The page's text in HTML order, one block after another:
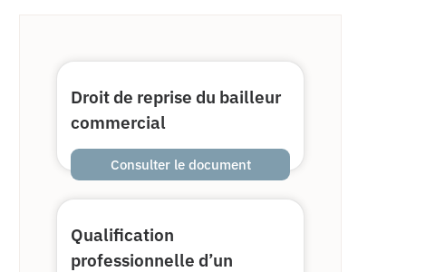
Droit de reprise du bailleur
commercial
Consulter le document
Qualification
professionnelle d’un